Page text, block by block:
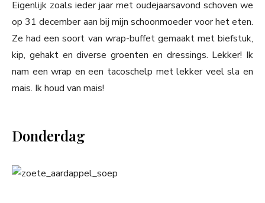
Eigenlijk zoals ieder jaar met oudejaarsavond schoven we
op 31 december aan bij mijn schoonmoeder voor het eten.
Ze had een soort van wrap-buffet gemaakt met biefstuk,
kip, gehakt en diverse groenten en dressings. Lekker! Ik
nam een wrap en een tacoschelp met lekker veel sla en
mais. Ik houd van mais!
Donderdag